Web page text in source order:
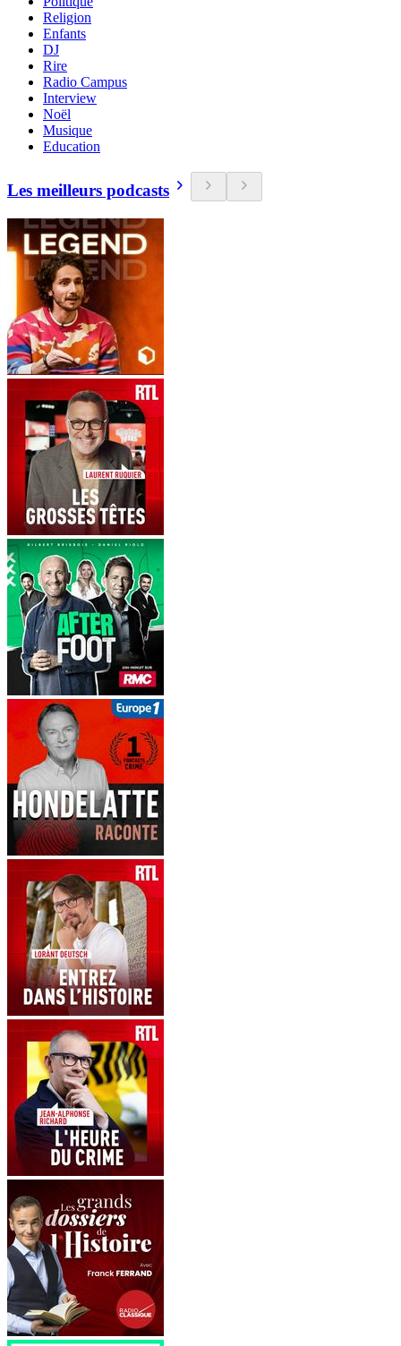
Religion
Enfants
DJ
Rire
Radio Campus
Interview
Noël
Musique
Education
Les meilleurs podcasts